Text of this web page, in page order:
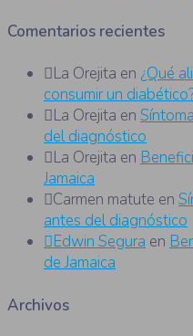
Comentarios recientes
La Orejita en ¿Qué
consumir un
La Orejita en
del diagnóstico
La Orejita en
Jamaica
Carmen matute en
antes del diagnóstico
Edwin Segura en
de Jamaica
Archivos